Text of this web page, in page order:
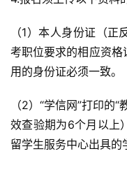
（1）本人身份证（
考职位要求的相应资
用的身份证必须一致。
（2）“学信网”打印的
效查验期为6个月以上
留学生服务中心出具的